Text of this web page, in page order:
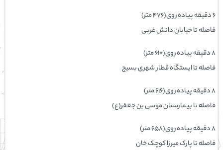
۶ دقیقه پیاده ‌روی(۴۷۶ متر)
فاصله تا خیابان دانش غربی
۸ دقیقه پیاده ‌روی(۶۱۰ متر)
فاصله تا ایستگاه قطار شهری بسیج
۸ دقیقه پیاده ‌روی(۶۱۶ متر)
فاصله تا بیمارستان موسی بن جعفر(ع)
۸ دقیقه پیاده ‌روی(۶۵۸ متر)
فاصله تا پارک میرزا کوچک خان